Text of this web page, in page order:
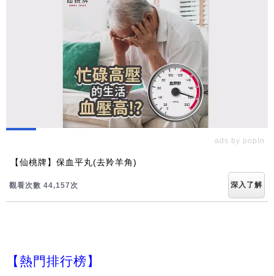
ads by popIn
【仙桃牌】保血平丸(去羚羊角)
觀看次數 44,157次 深入了解
【熱門排行榜】